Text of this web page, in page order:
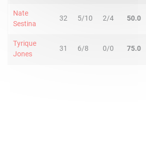
Nate
Sestina
32 5/10 2/4 50.0
Tyrique
Jones
31 6/8 0/0 75.0